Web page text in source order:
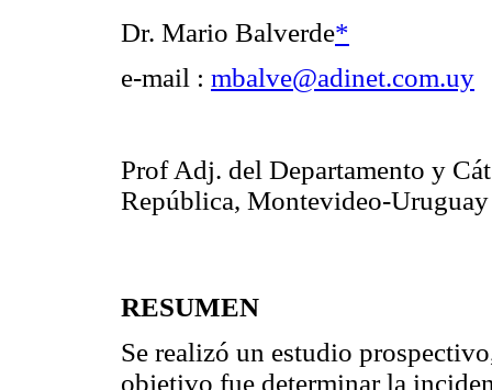
Dr. Mario Balverde*
e-mail : mbalve@adinet.com.uy
Prof Adj. del Departamento y
República, Montevideo-Uruguay
RESUMEN
Se realizó un estudio
objetivo fue determinar la